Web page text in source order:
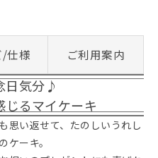
仕様 ご利用案内
日気分♪
るマイケーキ
思い返せて、たのしいうれし
ケーキ。